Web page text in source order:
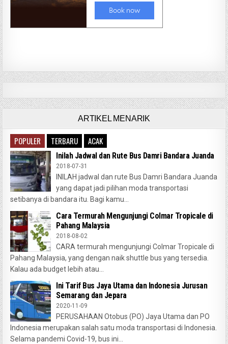
ARTIKEL MENARIK
POPULER TERBARU ACAK
Inilah Jadwal dan Rute Bus Damri Bandara Juanda
2018-07-31
INILAH jadwal dan rute Bus Damri Bandara Juanda
yang dapat jadi pilihan moda transportasi
setibanya di bandara itu. Bagi kamu...
Cara Termurah Mengunjungi Colmar Tropicale di
Pahang Malaysia
2018-08-02
CARA termurah mengunjungi Colmar Tropicale di
Pahang Malaysia, yang dengan naik shuttle bus yang tersedia.
Kalau ada budget lebih atau...
Ini Tarif Bus Jaya Utama dan Indonesia Jurusan
Semarang dan Jepara
2020-11-09
PERUSAHAAN Otobus (PO) Jaya Utama dan PO
Indonesia merupakan salah satu moda transportasi di Indonesia.
Selama pandemi Covid-19, bus ini...